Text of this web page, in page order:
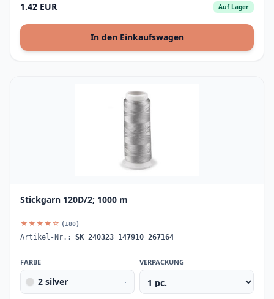
1.42 EUR Auf Lager
In den Einkaufswagen
Stickgarn 120D/2; 1000 m
★★★★☆ (180)
Artikel-Nr.: SK_240323_147910_267164
FARBE
2 silver
VERPACKUNG